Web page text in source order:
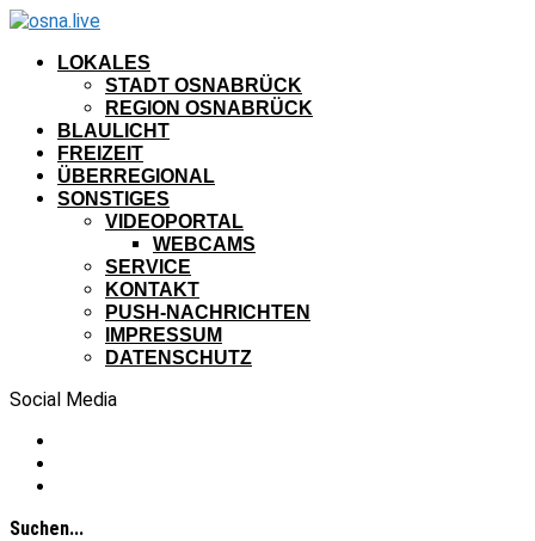
LOKALES
STADT OSNABRÜCK
REGION OSNABRÜCK
BLAULICHT
FREIZEIT
ÜBERREGIONAL
SONSTIGES
VIDEOPORTAL
WEBCAMS
SERVICE
KONTAKT
PUSH-NACHRICHTEN
IMPRESSUM
DATENSCHUTZ
Social Media
Suchen...